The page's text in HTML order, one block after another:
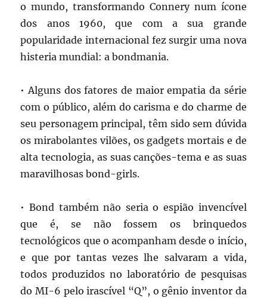
o mundo, transformando Connery num ícone
dos anos 1960, que com a sua grande
popularidade internacional fez surgir uma nova
histeria mundial: a bondmania.
• Alguns dos fatores de maior empatia da série
com o público, além do carisma e do charme de
seu personagem principal, têm sido sem dúvida
os mirabolantes vilões, os gadgets mortais e de
alta tecnologia, as suas canções-tema e as suas
maravilhosas bond-girls.
• Bond também não seria o espião invencível
que é, se não fossem os brinquedos
tecnológicos que o acompanham desde o início,
e que por tantas vezes lhe salvaram a vida,
todos produzidos no laboratório de pesquisas
do MI-6 pelo irascível “Q”, o gênio inventor da